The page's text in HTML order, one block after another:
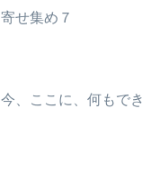
寄せ集め７
今、ここに、何もで